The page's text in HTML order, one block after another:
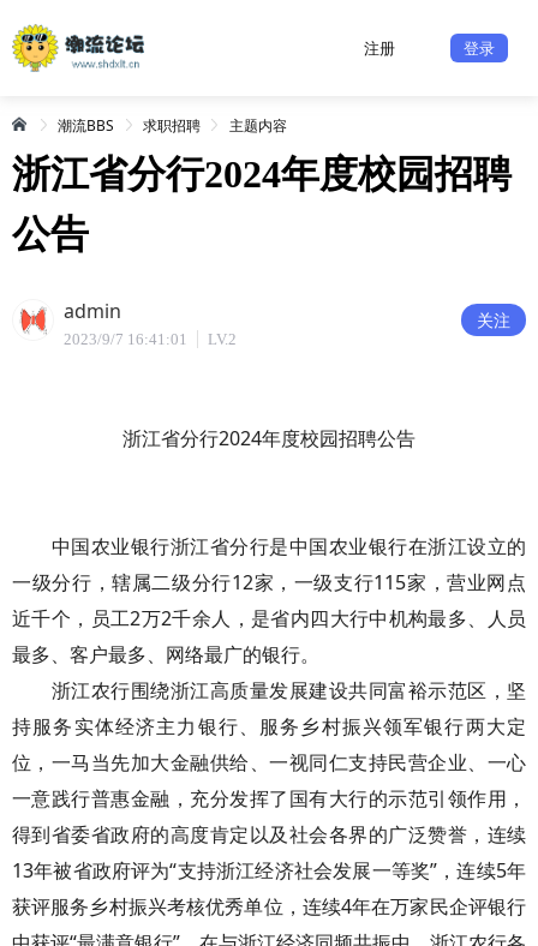
注册 登录
潮流BBS 求职招聘 主题内容
浙江省分行2024年度校园招聘
公告
admin
2023/9/7 16:41:01 LV.2
关注
浙江省分行2024年度校园招聘公告
中国农业银行浙江省分行是中国农业银行在浙江设立的
一级分行，辖属二级分行12家，一级支行115家，营业网点
近千个，员工2万2千余人，是省内四大行中机构最多、人员
最多、客户最多、网络最广的银行。
浙江农行围绕浙江高质量发展建设共同富裕示范区，坚
持服务实体经济主力银行、服务乡村振兴领军银行两大定
位，一马当先加大金融供给、一视同仁支持民营企业、一心
一意践行普惠金融，充分发挥了国有大行的示范引领作用，
得到省委省政府的高度肯定以及社会各界的广泛赞誉，连续
13年被省政府评为“支持浙江经济社会发展一等奖”，连续5年
获评服务乡村振兴考核优秀单位，连续4年在万家民企评银行